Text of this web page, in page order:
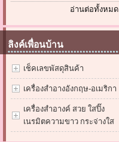
อ่านต่อทั้งหมด
ลิงค์เพื่อนบ้าน
เช็คเลขพัสดุสินค้า
เครื่องสำอางอังกฤษ-อเมริกา
เครื่องสำอางค์ สวย ใสปิ๊ง
เนรมิตความขาว กระจ่างใส